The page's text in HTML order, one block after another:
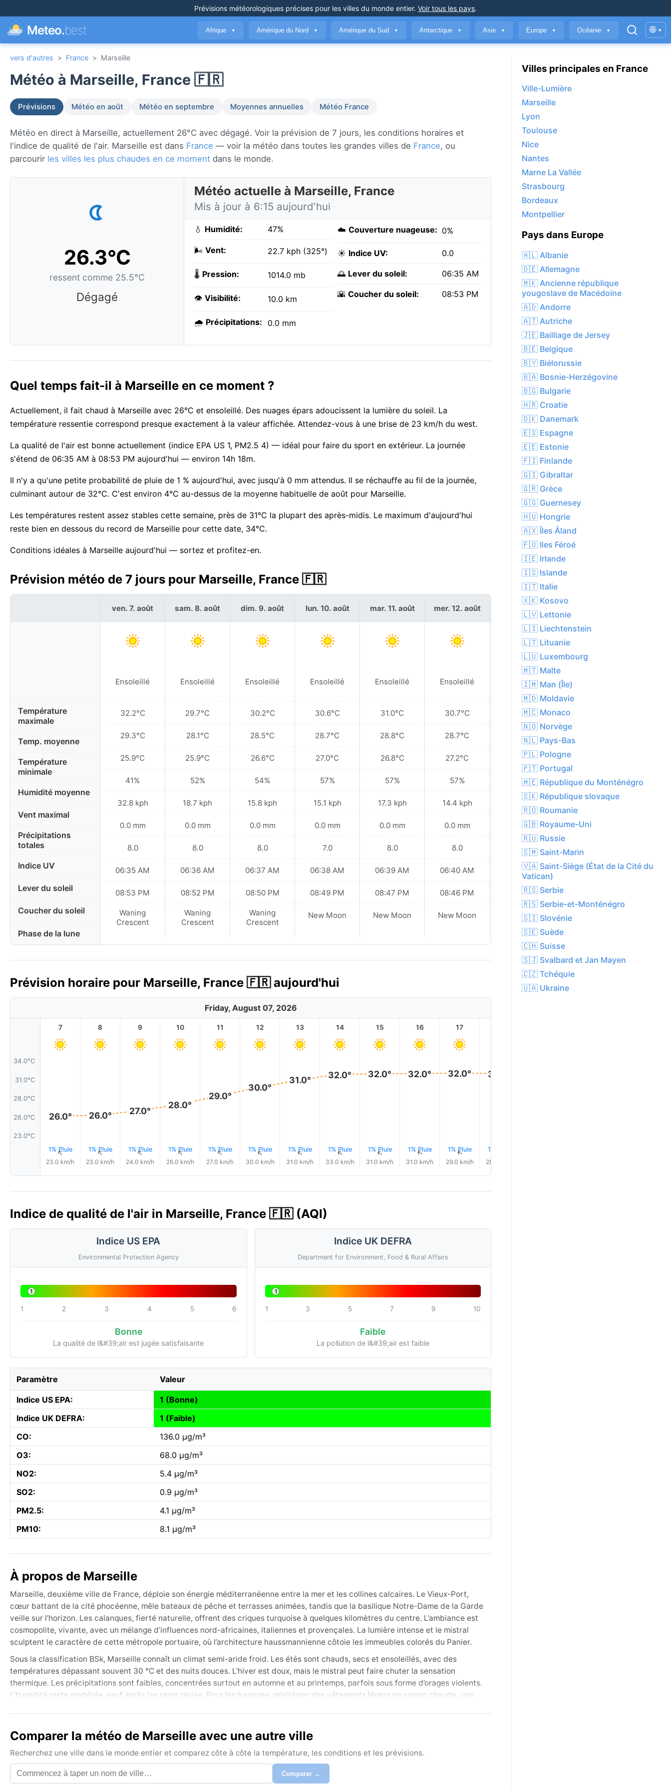
Prévisions météorologiques précises pour les villes du monde entier. Voir tous les pays.
Meteo.best Afrique ▼ Amérique du Nord ▼ Amérique du Sud ▼ Antarctique ▼ Asie ▼ Europe ▼ Océanie ▼ 🌐 ▾
vers d'autres > France > Marseille
Météo à Marseille, France 🇫🇷
Prévisions Météo en août Météo en septembre Moyennes annuelles Météo France
Météo en direct à Marseille, actuellement 26°C avec dégagé. Voir la prévision de 7 jours, les conditions horaires et
l'indice de qualité de l'air. Marseille est dans France — voir la météo dans toutes les grandes villes de France, ou
parcourir les villes les plus chaudes en ce moment dans le monde.
26.3°C
ressent comme 25.5°C
Dégagé
Météo actuelle à Marseille, France
Mis à jour à 6:15 aujourd'hui
💧 Humidité: 47%
🌬️ Vent: 22.7 kph (325°)
🌡️ Pression: 1014.0 mb
👁️ Visibilité: 10.0 km
🌧️ Précipitations: 0.0 mm
☁️ Couverture nuageuse: 0%
☀️ Indice UV: 0.0
🌅 Lever du soleil: 06:35 AM
🌇 Coucher du soleil: 08:53 PM
Quel temps fait-il à Marseille en ce moment ?
Actuellement, il fait chaud à Marseille avec 26°C et ensoleillé. Des nuages épars adoucissent la lumière du soleil. La
température ressentie correspond presque exactement à la valeur affichée. Attendez-vous à une brise de 23 km/h du west.
La qualité de l'air est bonne actuellement (indice EPA US 1, PM2.5 4) — idéal pour faire du sport en extérieur. La journée
s'étend de 06:35 AM à 08:53 PM aujourd'hui — environ 14h 18m.
Il n'y a qu'une petite probabilité de pluie de 1 % aujourd'hui, avec jusqu'à 0 mm attendus. Il se réchauffe au fil de la journée,
culminant autour de 32°C. C'est environ 4°C au-dessus de la moyenne habituelle de août pour Marseille.
Les températures restent assez stables cette semaine, près de 31°C la plupart des après-midis. Le maximum d'aujourd'hui
reste bien en dessous du record de Marseille pour cette date, 34°C.
Conditions idéales à Marseille aujourd'hui — sortez et profitez-en.
Prévision météo de 7 jours pour Marseille, France 🇫🇷
Température
maximale
Temp. moyenne
Température
minimale
Humidité moyenne
Vent maximal
Précipitations
totales
Indice UV
Lever du soleil
Coucher du soleil
Phase de la lune
ven. 7. août
Ensoleillé
32.2°C
29.3°C
25.9°C
41%
32.8 kph
0.0 mm
8.0
06:35 AM
08:53 PM
Waning
Crescent
sam. 8. août
Ensoleillé
29.7°C
28.1°C
25.9°C
52%
18.7 kph
0.0 mm
8.0
06:36 AM
08:52 PM
Waning
Crescent
dim. 9. août
Ensoleillé
30.2°C
28.5°C
26.6°C
54%
15.8 kph
0.0 mm
8.0
06:37 AM
08:50 PM
Waning
Crescent
lun. 10. août
Ensoleillé
30.6°C
28.7°C
27.0°C
57%
15.1 kph
0.0 mm
7.0
06:38 AM
08:49 PM
New Moon
mar. 11. août
Ensoleillé
31.0°C
28.8°C
26.8°C
57%
17.3 kph
0.0 mm
8.0
06:39 AM
08:47 PM
New Moon
mer. 12. août
Ensoleillé
30.7°C
28.7°C
27.2°C
57%
14.4 kph
0.0 mm
8.0
06:40 AM
08:46 PM
New Moon
Ensoleillé
31.9°C
29.3°C
27.2°C
57%
17.3 kph
0.0 mm
8.0
06:41 AM
08:45 PM
New Moon
Prévision horaire pour Marseille, France 🇫🇷 aujourd'hui
Friday, August 07, 2026
34.0°C
31.0°C
28.0°C
26.0°C
23.0°C
7
26.0°
1% Pluie
↑
23.0 km/h
8
26.0°
1% Pluie
↑
23.0 km/h
9
27.0°
1% Pluie
↑
24.0 km/h
10
28.0°
1% Pluie
↑
26.0 km/h
11
29.0°
1% Pluie
↑
27.0 km/h
12
30.0°
1% Pluie
↑
30.0 km/h
13
31.0°
1% Pluie
↑
31.0 km/h
14
32.0°
1% Pluie
↑
33.0 km/h
15
32.0°
1% Pluie
↑
31.0 km/h
16
32.0°
1% Pluie
↑
31.0 km/h
17
32.0°
1% Pluie
↑
29.0 km/h
32.0°
1% Pluie
28.0 km/h
Indice de qualité de l'air in Marseille, France 🇫🇷 (AQI)
Indice US EPA
Environmental Protection Agency
1
1 2 3 4 5 6
Bonne
La qualité de l&#39;air est jugée satisfaisante
Indice UK DEFRA
Department for Environment, Food & Rural Affairs
1
1 3 5 7 9 10
Faible
La pollution de l&#39;air est faible
Paramètre Valeur
Indice US EPA:
1 (Bonne)
Indice UK DEFRA:
1 (Faible)
CO:
136.0 µg/m³
O3:
68.0 µg/m³
NO2:
5.4 µg/m³
SO2:
0.9 µg/m³
PM2.5:
4.1 µg/m³
PM10:
8.1 µg/m³
À propos de Marseille
Marseille, deuxième ville de France, déploie son énergie méditerranéenne entre la mer et les collines calcaires. Le Vieux-Port,
cœur battant de la cité phocéenne, mêle bateaux de pêche et terrasses animées, tandis que la basilique Notre-Dame de la Garde
veille sur l’horizon. Les calanques, fierté naturelle, offrent des criques turquoise à quelques kilomètres du centre. L’ambiance est
cosmopolite, vivante, avec un mélange d’influences nord-africaines, italiennes et provençales. La lumière intense et le mistral
sculptent le caractère de cette métropole portuaire, où l’architecture haussmannienne côtoie les immeubles colorés du Panier.
Sous la classification BSk, Marseille connaît un climat semi-aride froid. Les étés sont chauds, secs et ensoleillés, avec des
températures dépassant souvent 30 °C et des nuits douces. L’hiver est doux, mais le mistral peut faire chuter la sensation
thermique. Les précipitations sont faibles, concentrées surtout en automne et au printemps, parfois sous forme d’orages violents.
L’humidité reste modérée, sauf après les rares pluies. Pour les bagages, privilégier des vêtements légers en saison chaude, une
sont agréables et le mistral moins fréquent. L’été peut être caniculaire, mais la brise marine tempère les excès. Le phénomène
météo le plus marquant est le mistral, vent fort et froid qui dégage le ciel et peut souffler plusieurs jours. En hiver, quelques
épisodes neigeux rares surviennent, mais aucune tempête tropicale ne menace la cité. La luminosité exceptionnelle reste l’atout
majeur, avec plus de 280 jours de soleil par an.
Comparer la météo de Marseille avec une autre ville
Recherchez une ville dans le monde entier et comparez côte à côte la température, les conditions et les prévisions.
Comparer →
Villes principales en France
Ville-Lumière
Marseille
Lyon
Toulouse
Nice
Nantes
Marne La Vallée
Strasbourg
Bordeaux
Montpellier
Pays dans Europe
🇦🇱 Albanie
🇩🇪 Allemagne
🇲🇰 Ancienne république
yougoslave de Macédoine
🇦🇩 Andorre
🇦🇹 Autriche
🇯🇪 Bailliage de Jersey
🇧🇪 Belgique
🇧🇾 Biélorussie
🇧🇦 Bosnie-Herzégovine
🇧🇬 Bulgarie
🇭🇷 Croatie
🇩🇰 Danemark
🇪🇸 Espagne
🇪🇪 Estonie
🇫🇮 Finlande
🇬🇮 Gibraltar
🇬🇷 Grèce
🇬🇬 Guernesey
🇭🇺 Hongrie
🇦🇽 Îles Åland
🇫🇴 Iles Féroé
🇮🇪 Irlande
🇮🇸 Islande
🇮🇹 Italie
🇽🇰 Kosovo
🇱🇻 Lettonie
🇱🇮 Liechtenstein
🇱🇹 Lituanie
🇱🇺 Luxembourg
🇲🇹 Malte
🇮🇲 Man (Île)
🇲🇩 Moldavie
🇲🇨 Monaco
🇳🇴 Norvège
🇳🇱 Pays-Bas
🇵🇱 Pologne
🇵🇹 Portugal
🇲🇪 République du Monténégro
🇸🇰 République slovaque
🇷🇴 Roumanie
🇬🇧 Royaume-Uni
🇷🇺 Russie
🇸🇲 Saint-Marin
🇻🇦 Saint-Siège (État de la Cité du
Vatican)
🇷🇸 Serbie
🇷🇸 Serbie-et-Monténégro
🇸🇮 Slovénie
🇸🇪 Suède
🇨🇭 Suisse
🇸🇯 Svalbard et Jan Mayen
🇨🇿 Tchéquie
🇺🇦 Ukraine